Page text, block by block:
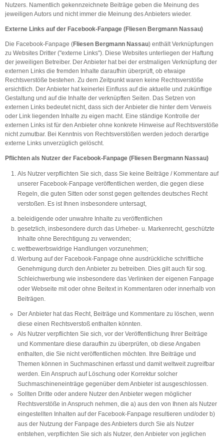
Nutzers. Namentlich gekennzeichnete Beiträge geben die Meinung des
jeweiligen Autors und nicht immer die Meinung des Anbieters wieder.
Externe Links auf der Facebook-Fanpage (Fliesen Bergmann Nassau)
Die Facebook-Fanpage (Fliesen Bergmann Nassau) enthält Verknüpfungen
zu Websites Dritter ("externe Links"). Diese Websites unterliegen der Haftung
der jeweiligen Betreiber. Der Anbieter hat bei der erstmaligen Verknüpfung der
externen Links die fremden Inhalte daraufhin überprüft, ob etwaige
Rechtsverstöße bestehen. Zu dem Zeitpunkt waren keine Rechtsverstöße
ersichtlich. Der Anbieter hat keinerlei Einfluss auf die aktuelle und zukünftige
Gestaltung und auf die Inhalte der verknüpften Seiten. Das Setzen von
externen Links bedeutet nicht, dass sich der Anbieter die hinter dem Verweis
oder Link liegenden Inhalte zu eigen macht. Eine ständige Kontrolle der
externen Links ist für den Anbieter ohne konkrete Hinweise auf Rechtsverstöße
nicht zumutbar. Bei Kenntnis von Rechtsverstößen werden jedoch derartige
externe Links unverzüglich gelöscht.
Pflichten als Nutzer der Facebook-Fanpage (Fliesen Bergmann Nassau)
Als Nutzer verpflichten Sie sich, dass Sie keine Beiträge / Kommentare auf
unserer Facebook-Fanpage veröffentlichen werden, die gegen diese
Regeln, die guten Sitten oder sonst gegen geltendes deutsches Recht
verstoßen. Es ist Ihnen insbesondere untersagt,
beleidigende oder unwahre Inhalte zu veröffentlichen
gesetzlich, insbesondere durch das Urheber- u. Markenrecht, geschützte
Inhalte ohne Berechtigung zu verwenden;
wettbewerbswidrige Handlungen vorzunehmen;
Werbung auf der Facebook-Fanpage ohne ausdrückliche schriftliche
Genehmigung durch den Anbieter zu betreiben. Dies gilt auch für sog.
Schleichwerbung wie insbesondere das Verlinken der eigenen Fanpage
oder Webseite mit oder ohne Beitext in Kommentaren oder innerhalb von
Beiträgen.
Der Anbieter hat das Recht, Beiträge und Kommentare zu löschen, wenn
diese einen Rechtsverstoß enthalten könnten.
Als Nutzer verpflichten Sie sich, vor der Veröffentlichung Ihrer Beiträge
und Kommentare diese daraufhin zu überprüfen, ob diese Angaben
enthalten, die Sie nicht veröffentlichen möchten. Ihre Beiträge und
Themen können in Suchmaschinen erfasst und damit weltweit zugreifbar
werden. Ein Anspruch auf Löschung oder Korrektur solcher
Suchmaschineneinträge gegenüber dem Anbieter ist ausgeschlossen.
Sollten Dritte oder andere Nutzer den Anbieter wegen möglicher
Rechtsverstöße in Anspruch nehmen, die a) aus den von Ihnen als Nutzer
eingestellten Inhalten auf der Facebook-Fanpage resultieren und/oder b)
aus der Nutzung der Fanpage des Anbieters durch Sie als Nutzer
entstehen, verpflichten Sie sich als Nutzer, den Anbieter von jeglichen